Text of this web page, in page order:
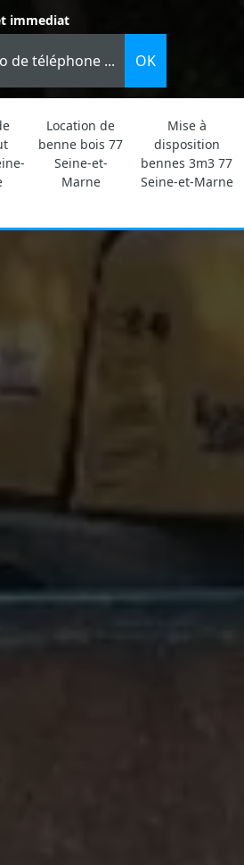
immediat
Location de
benne bois 77
Seine-et-
Marne
Mise à
disposition
bennes 3m3 77
Seine-et-Marne